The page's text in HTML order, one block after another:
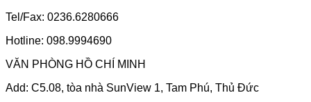
Tel/Fax: 0236.6280666
Hotline: 098.9994690
VĂN PHÒNG HỒ CHÍ MINH
Add: C5.08, tòa nhà SunView 1, Tam Phú, Thủ Đức